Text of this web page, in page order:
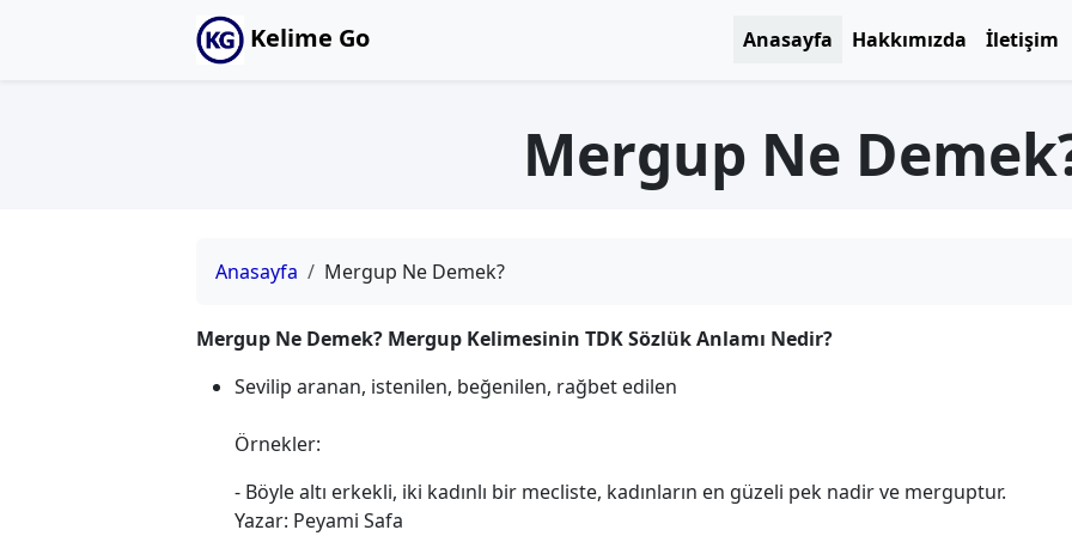
Kelime Go Anasayfa Hakkımızda İletişim
Mergup Ne
Anasayfa Mergup Ne Demek?
Mergup Ne Demek? Mergup Kelimesinin TDK Sözlük Anlamı Nedir?
Sevilip aranan, istenilen, beğenilen, rağbet edilen
Örnekler:
- Böyle altı erkekli, iki kadınlı bir mecliste, kadınların en güzeli pek nadir ve merguptur.
Yazar: Peyami Safa